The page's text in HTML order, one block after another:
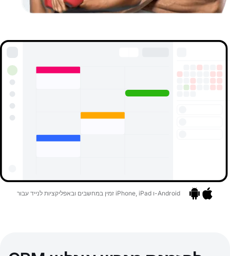
זמין במחשבים ובאפליקציות לנייד עבור iPhone, iPad ו-Android